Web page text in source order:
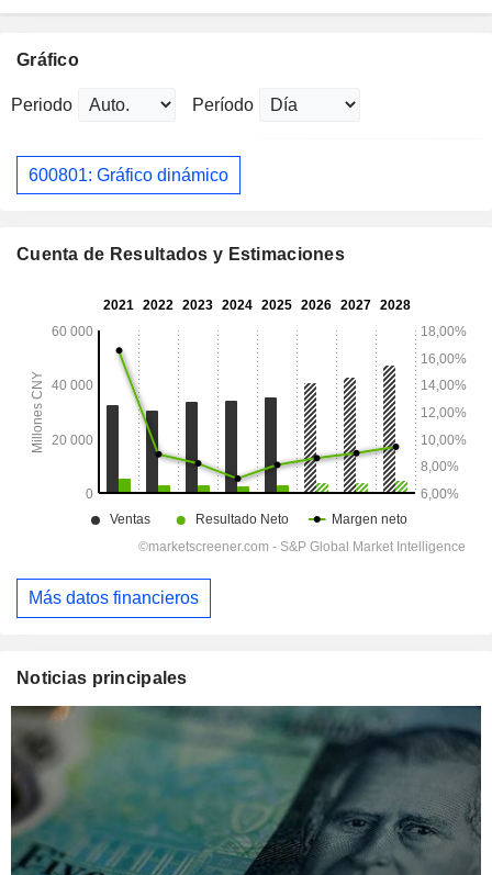
Gráfico
Periodo Período
600801: Gráfico dinámico
Cuenta de Resultados y Estimaciones
Más datos financieros
Noticias principales